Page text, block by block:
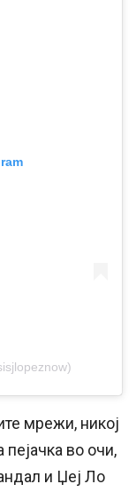
мрежи, никој
пејачка во очи,
и Џеј Ло